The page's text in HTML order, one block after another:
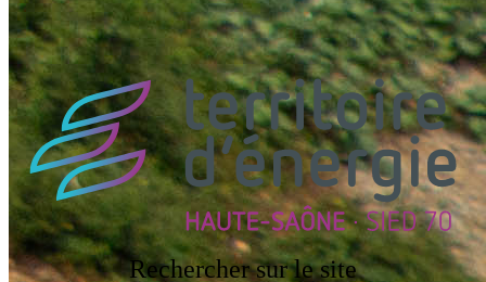
inauguré vendredi 3 juillet 2026, en présence de Jean-Luc BRULE,
2ème...
Toutes les actualités
Rechercher sur le site